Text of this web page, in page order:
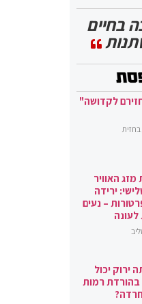
בחיים
לקדושה"
מזג האוויר
ירידה
– נעים
לעונה
ירוק יכול
בהורדת רמות